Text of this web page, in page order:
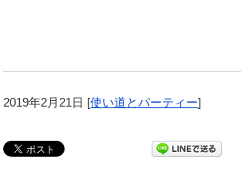
2019年2月21日 [使い道とパーティー]